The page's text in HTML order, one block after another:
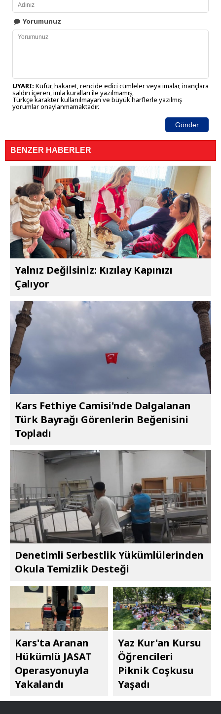
Yorumunuz
UYARI: Küfür, hakaret, rencide edici cümleler veya imalar, inançlara
saldırı içeren, imla kuralları ile yazılmamış,
Türkçe karakter kullanılmayan ve büyük harflerle yazılmış
yorumlar onaylanmamaktadır.
Gönder
BENZER HABERLER
Yalnız Değilsiniz: Kızılay Kapınızı
Çalıyor
Kars Fethiye Camisi'nde Dalgalanan
Türk Bayrağı Görenlerin Beğenisini
Topladı
Denetimli Serbestlik Yükümlülerinden
Okula Temizlik Desteği
Kars'ta Aranan
Hükümlü JASAT
Operasyonuyla
Yakalandı
Yaz Kur'an Kursu
Öğrencileri
Piknik Coşkusu
Yaşadı